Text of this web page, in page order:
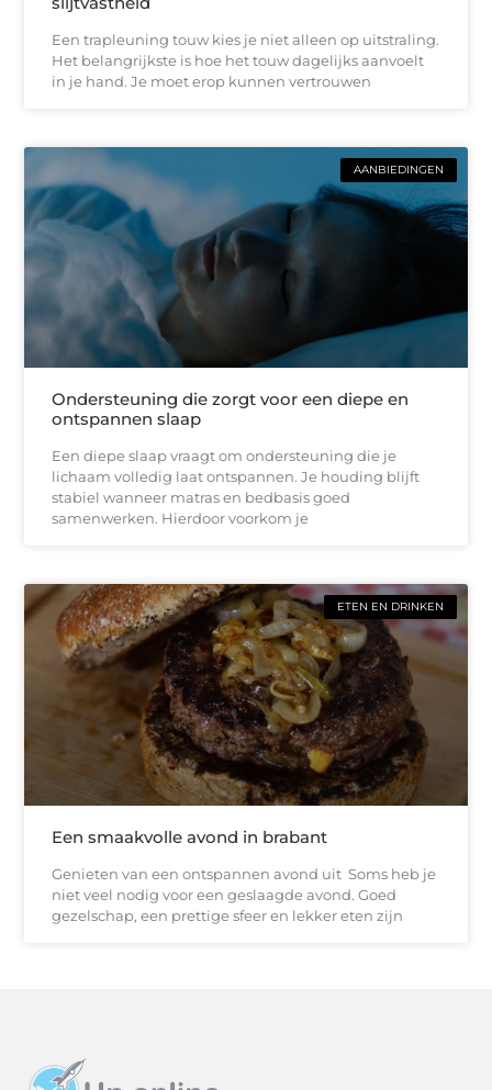
Een trapleuning touw kies je niet alleen op uitstraling.
Het belangrijkste is hoe het touw dagelijks aanvoelt
in je hand. Je moet erop kunnen vertrouwen
AANBIEDINGEN
Ondersteuning die zorgt voor een diepe en
ontspannen slaap
Een diepe slaap vraagt om ondersteuning die je
lichaam volledig laat ontspannen. Je houding blijft
stabiel wanneer matras en bedbasis goed
samenwerken. Hierdoor voorkom je
ETEN EN DRINKEN
Een smaakvolle avond in brabant
Genieten van een ontspannen avond uit Soms heb je
niet veel nodig voor een geslaagde avond. Goed
gezelschap, een prettige sfeer en lekker eten zijn